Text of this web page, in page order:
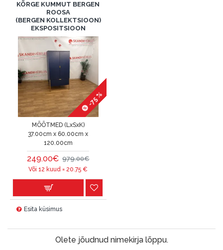
KÕRGE KUMMUT BERGEN
ROOSA
(BERGEN KOLLEKTSIOON)
EKSPOSITSIOON
-75 %
MÕÕTMED (LxSxK)
37.00cm x 60.00cm x
120.00cm
249.00€ 979.00€
Või 12 kuud =20.75 €
Esita küsimus
Olete jõudnud nimekirja lõppu.